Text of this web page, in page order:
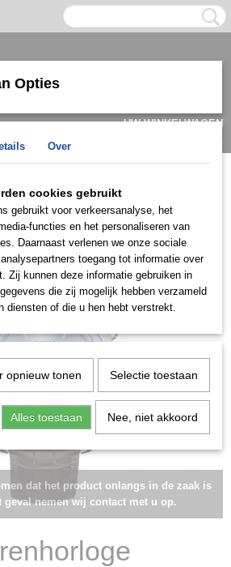
UW WINKELWAGEN
(0)
> Heren>
Guess Herenhorloge
dat het product onlangs in de zaak is
geval nemen wij contact met u op.
Opties
Over
cookies gebruikt
gebruikt voor verkeersanalyse, het
functies en het personaliseren van
Daarnaast verlenen we onze sociale
toegang tot informatie over
Zij kunnen deze informatie gebruiken in
die zij mogelijk hebben verzameld
diensten of die u hen hebt verstrekt.
opnieuw tonen Selectie toestaan
Alles toestaan Nee, niet akkoord